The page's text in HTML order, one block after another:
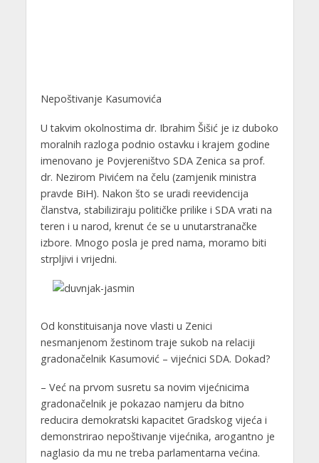
Nepoštivanje Kasumovića
U takvim okolnostima dr. Ibrahim Šišić je iz duboko
moralnih razloga podnio ostavku i krajem godine
imenovano je Povjereništvo SDA Zenica sa prof.
dr. Nezirom Pivićem na čelu (zamjenik ministra
pravde BiH). Nakon što se uradi reevidencija
članstva, stabiliziraju političke prilike i SDA vrati na
teren i u narod, krenut će se u unutarstranačke
izbore. Mnogo posla je pred nama, moramo biti
strpljivi i vrijedni.
Od konstituisanja nove vlasti u Zenici
nesmanjenom žestinom traje sukob na relaciji
gradonačelnik Kasumović – vijećnici SDA. Dokad?
– Već na prvom susretu sa novim vijećnicima
gradonačelnik je pokazao namjeru da bitno
reducira demokratski kapacitet Gradskog vijeća i
demonstrirao nepoštivanje vijećnika, arogantno je
naglasio da mu ne treba parlamentarna većina.